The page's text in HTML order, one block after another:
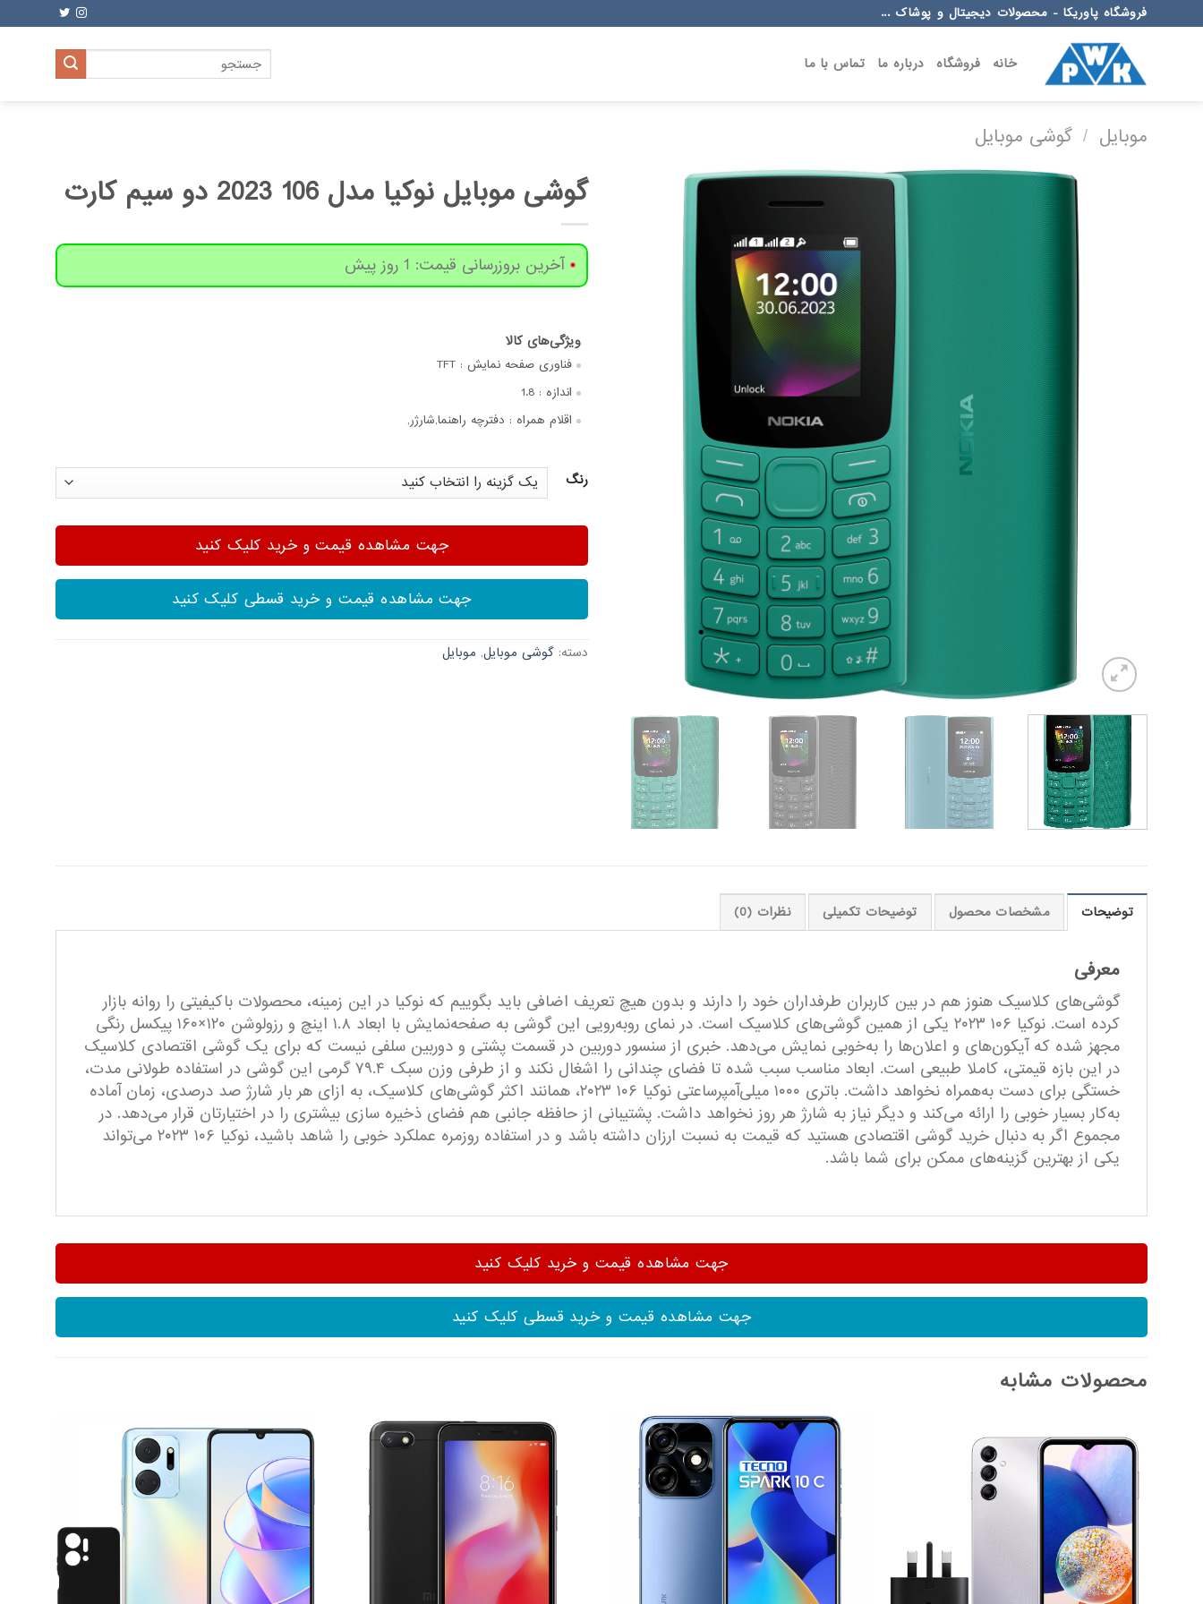
to
فروشگاه پاوریکا - محصولات دیجیتال و پوشاک ...
خانه فروشگاه درباره ما تماس با ما
جستجو
برای:
موبایل / گوشی موبایل
گوشی موبایل نوکیا مدل 106 2023 دو سیم‌ کارت
آخرین بروزرسانی قیمت: 1 روز پیش
فناوری صفحه‌ نمایش : TFT
اندازه : 1.8
اقلام همراه : دفترچه‌ راهنما,شارژر,
رنگ
جهت مشاهده قیمت و خرید کلیک کنید
جهت مشاهده قیمت و خرید قسطی کلیک کنید
دسته: گوشی موبایل, موبایل
توضیحات مشخصات محصول توضیحات تکمیلی نظرات (0)
معرفی
گوشی‌های کلاسیک هنوز هم در بین کاربران طرفداران خود را دارند و بدون هیچ تعریف اضافی باید بگوییم که نوکیا در این زمینه، محصولات با‌کیفیتی را روانه بازار
کرده است. نوکیا ۱۰۶ ۲۰۲۳ یکی از همین گوشی‌های کلاسیک است. در نمای رو‌به‌رویی این گوشی به صفحه‌نمایش با ابعاد ۱.۸ اینچ و رزولوشن ۱۲۰×۱۶۰ پیکسل رنگی
مجهز شده که آیکون‌های و اعلان‌ها را به‌خوبی نمایش می‌دهد. خبری از سنسور دوربین در قسمت پشتی و دوربین سلفی نیست که برای یک گوشی اقتصادی کلاسیک
در این بازه قیمتی، کاملا طبیعی است. ابعاد مناسب سبب شده تا فضای چندانی را اشغال نکند و از طرفی وزن سبک ۷۹.۴ گرمی این گوشی در استفاده طولانی مدت،
خستگی برای دست به‌همراه نخواهد داشت. باتری ۱۰۰۰ میلی‌آمپر‌ساعتی نوکیا ۱۰۶ ۲۰۲۳، همانند اکثر گوشی‌های کلاسیک، به ازای هر بار شارژ صد درصدی، زمان آماده
به‌کار بسیار خوبی را ارائه می‌کند و دیگر نیاز به شارژ هر روز نخواهد داشت. پشتیبانی از حافظه جانبی هم فضای ذخیره سازی بیشتری را در اختیارتان قرار می‌دهد. در
مجموع اگر به دنبال خرید گوشی اقتصادی هستید که قیمت به نسبت ارزان داشته باشد و در استفاده روزمره عملکرد خوبی را شاهد باشید، نوکیا ۱۰۶ ۲۰۲۳ می‌تواند
یکی از بهترین گزینه‌های ممکن برای شما باشد.
جهت مشاهده قیمت و خرید کلیک کنید
جهت مشاهده قیمت و خرید قسطی کلیک کنید
محصولات مشابه